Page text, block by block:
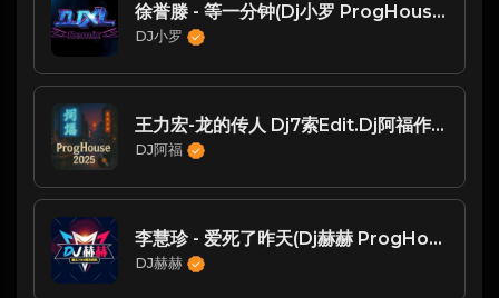
徐誉滕 - 等一分钟(Dj小罗 ProgHouse Rmx 2024 无心睡眠鼓)
DJ小罗
王力宏-龙的传人 Dj7索Edit.Dj阿福作品
DJ阿福
李慧珍 - 爱死了昨天(Dj赫赫 ProgHouse Rmx 2023)
DJ赫赫